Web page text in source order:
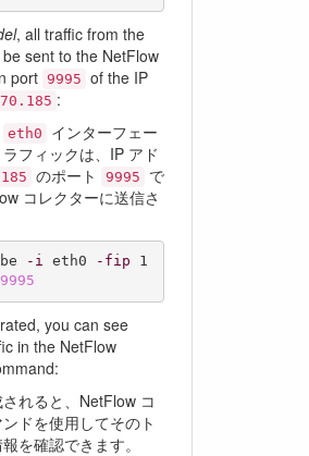
, all traffic from the
sent to the NetFlow
port 9995 of the IP
:
eth0
インターフェー
フィックは、IP アド
のポート 9995
で
コレクターに送信さ
-i eth0 -fip 1
9995
you can see
in the NetFlow
れると、NetFlow コ
ドを使用してそのト
を確認できます。